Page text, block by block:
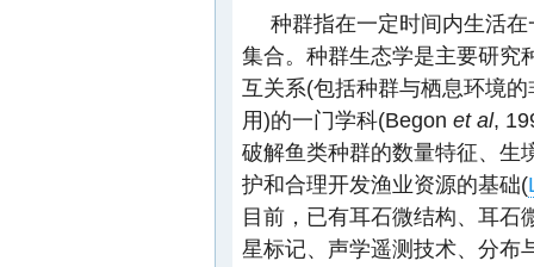
种群指在一定时间内生活
集合。种群生态学是主要研究
互关系(包括种群与栖息环境
用)的一门学科(Begon et al,
破解鱼类种群的数量特征、生
护和合理开发渔业资源的基础(
目前，已有耳石微结构、耳石
星标记、声学遥测技术、分布